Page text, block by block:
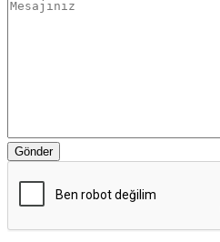
Gönder